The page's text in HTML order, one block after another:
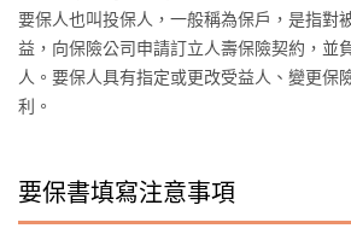
要保人也叫投保人，一般稱為保戶，是指對
益，向保險公司申請訂立人壽保險契約，並
人。要保人具有指定或更改受益人、變更保
利。
要保書填寫注意事項